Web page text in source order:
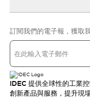
訂閱我們的電子報，獲取
IDEC 提供全球性的工業
創新產品與服務，提升現